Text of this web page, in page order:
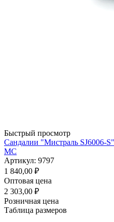
Быстрый просмотр
Сандалии "Мистраль
МС
Артикул: 9797
1 840,00 ₽
Оптовая цена
2 303,00 ₽
Розничная цена
Таблица размеров